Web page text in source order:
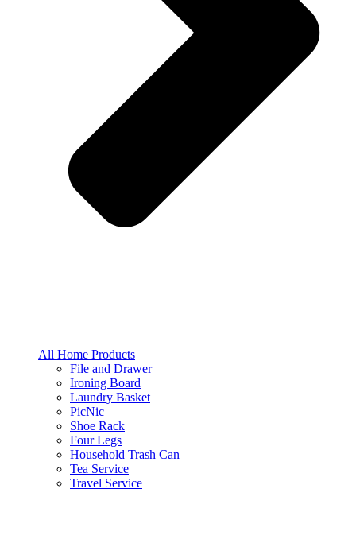
All Home Products
File and Drawer
Ironing Board
Laundry Basket
PicNic
Shoe Rack
Four Legs
Household Trash Can
Tea Service
Travel Service